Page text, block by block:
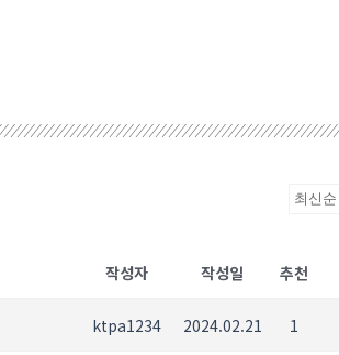
작성자 작성일 추천
ktpa1234 2024.02.21 1